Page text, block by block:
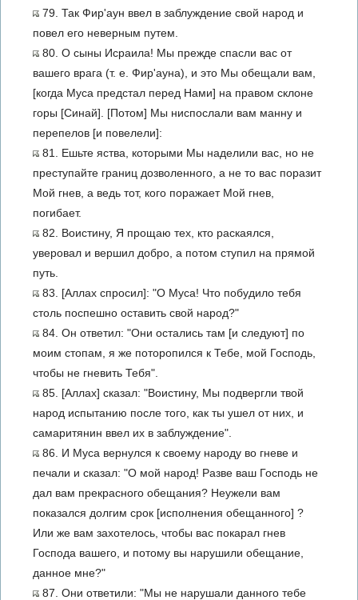
79. Так Фир'аун ввел в заблуждение свой народ и
повел его неверным путем.
80. О сыны Исраила! Мы прежде спасли вас от
вашего врага (т. е. Фир'ауна), и это Мы обещали вам,
[когда Муса предстал перед Нами] на правом склоне
горы [Синай]. [Потом] Мы ниспослали вам манну и
перепелов [и повелели]:
81. Ешьте яства, которыми Мы наделили вас, но не
преступайте границ дозволенного, а не то вас поразит
Мой гнев, а ведь тот, кого поражает Мой гнев,
погибает.
82. Воистину, Я прощаю тех, кто раскаялся,
уверовал и вершил добро, а потом ступил на прямой
путь.
83. [Аллах спросил]: "О Муса! Что побудило тебя
столь поспешно оставить свой народ?"
84. Он ответил: "Они остались там [и следуют] по
моим стопам, я же поторопился к Тебе, мой Господь,
чтобы не гневить Тебя".
85. [Аллах] сказал: "Воистину, Мы подвергли твой
народ испытанию после того, как ты ушел от них, и
самаритянин ввел их в заблуждение".
86. И Муса вернулся к своему народу во гневе и
печали и сказал: "О мой народ! Разве ваш Господь не
дал вам прекрасного обещания? Неужели вам
показался долгим срок [исполнения обещанного] ?
Или же вам захотелось, чтобы вас покарал гнев
Господа вашего, и потому вы нарушили обещание,
данное мне?"
87. Они ответили: "Мы не нарушали данного тебе